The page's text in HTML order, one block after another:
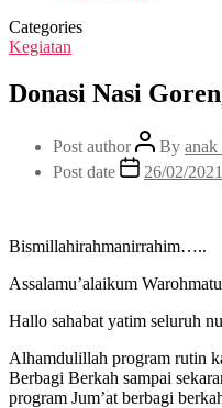
Categories
Kegiatan
Donasi Nasi
Post author By anak
Post date
26/02/2021
Bismillahirahmanirrahim…..
Assalamu’alaikum
Hallo sahabat yatim seluruh
Alhamdulillah program rutin
Berbagi Berkah sampai
program Jum’at berbagi